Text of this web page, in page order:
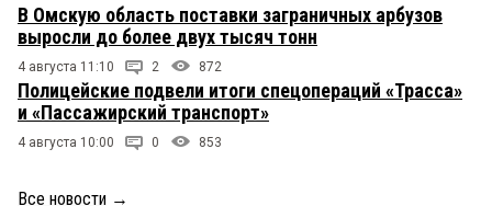
В Омскую область поставки заграничных арбузов
выросли до более двух тысяч тонн
4 августа 11:10 2 872
Полицейские подвели итоги спецопераций «Трасса»
и «Пассажирский транспорт»
4 августа 10:00 0 853
Все новости →